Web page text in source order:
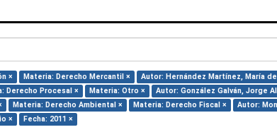
× Materia: Derecho Mercantil × Autor: Hernández Martínez, María
Derecho Procesal × Materia: Otro × Autor: González Galván, Jorge
Materia: Derecho Ambiental × Materia: Derecho Fiscal × Autor:
×
Fecha: 2011 ×